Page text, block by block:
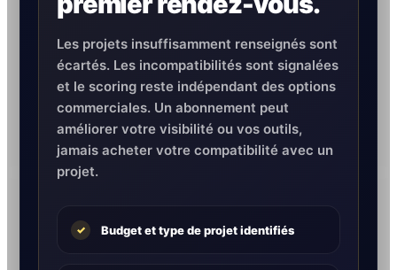
Les projets insuffisamment renseignés sont
écartés. Les incompatibilités sont signalées
et le scoring reste indépendant des options
commerciales. Un abonnement peut
améliorer votre visibilité ou vos outils,
jamais acheter votre compatibilité avec un
projet.
✓ Budget et type de projet identifiés